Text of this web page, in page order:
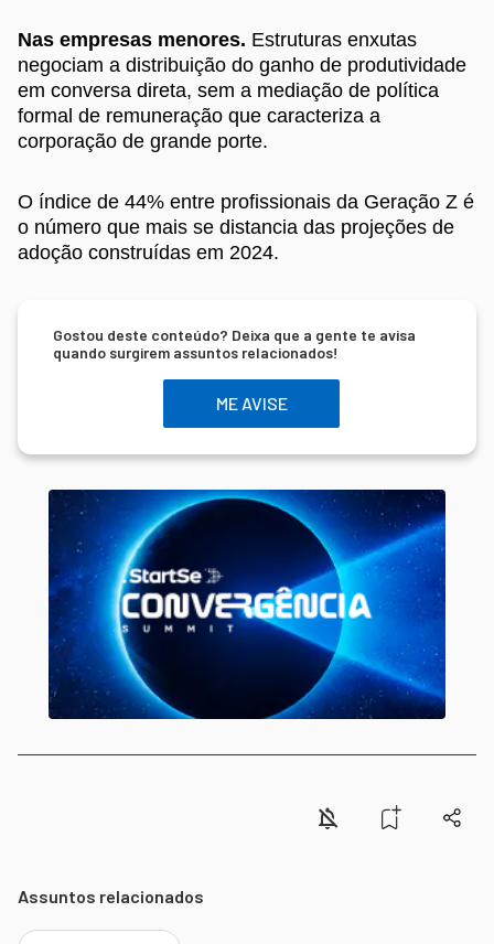
Nas empresas menores. Estruturas enxutas
negociam a distribuição do ganho de produtividade
em conversa direta, sem a mediação de política
formal de remuneração que caracteriza a
corporação de grande porte.
O índice de 44% entre profissionais da Geração Z é
o número que mais se distancia das projeções de
adoção construídas em 2024.
Gostou deste conteúdo? Deixa que a gente te avisa
quando surgirem assuntos relacionados!
ME AVISE
Assuntos relacionados